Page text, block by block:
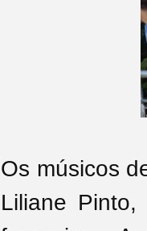
Os músicos
Liliane